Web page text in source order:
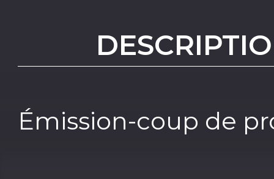
Émission-coup de